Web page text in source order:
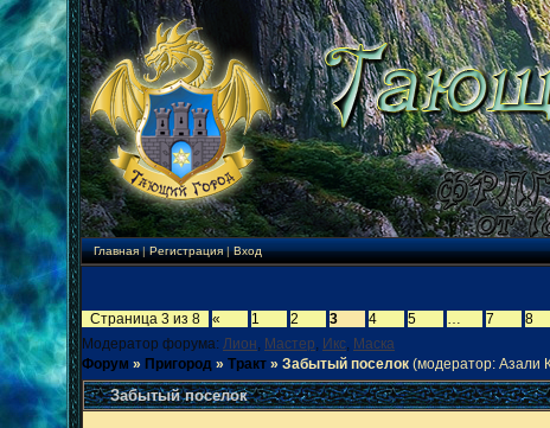
Главная|Регистрация|Вход
Страница 3 из 8 « 1 2 3 4 5 … 7 8
Модератор форума: Лион, Мастер, Икс, Маска
Форум » Пригород » Тракт » Забытый поселок (модератор: Азали
Забытый поселок